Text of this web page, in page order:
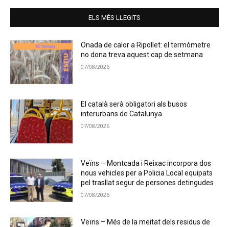
ELS MÉS LLEGITS
Onada de calor a Ripollet: el termòmetre
no dona treva aquest cap de setmana
07/08/2026
El català serà obligatori als busos
interurbans de Catalunya
07/08/2026
Veïns – Montcada i Reixac incorpora dos
nous vehicles per a Policia Local equipats
pel trasllat segur de persones detingudes
07/08/2026
Veïns – Més de la meitat dels residus de